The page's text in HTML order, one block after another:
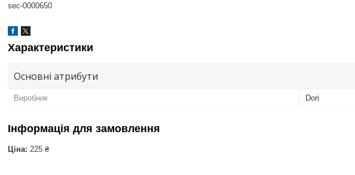
sec-0000650
Характеристики
Основні атрибути
Виробник Dori
Інформація для замовлення
Ціна: 225 ₴